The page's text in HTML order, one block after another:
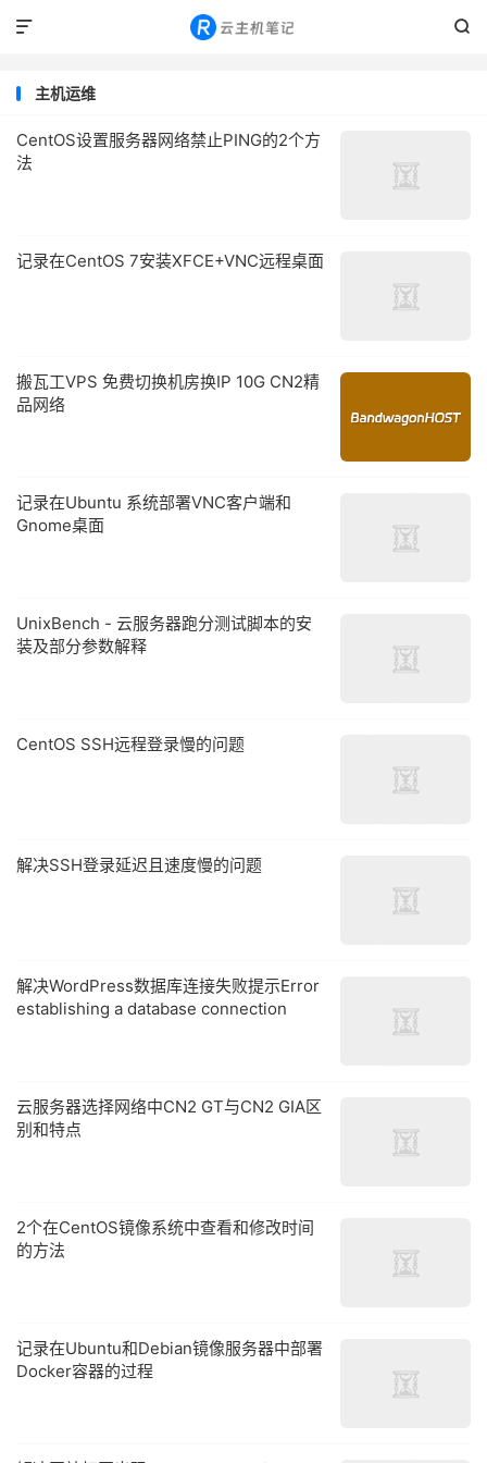


主机运维
CentOS设置服务器网络禁止PING的2个方
法
记录在CentOS 7安装XFCE+VNC远程桌面
搬瓦工VPS 免费切换机房换IP 10G CN2精
品网络
记录在Ubuntu 系统部署VNC客户端和
Gnome桌面
UnixBench - 云服务器跑分测试脚本的安
装及部分参数解释
CentOS SSH远程登录慢的问题
解决SSH登录延迟且速度慢的问题
解决WordPress数据库连接失败提示Error
establishing a database connection
云服务器选择网络中CN2 GT与CN2 GIA区
别和特点
2个在CentOS镜像系统中查看和修改时间
的方法
记录在Ubuntu和Debian镜像服务器中部署
Docker容器的过程